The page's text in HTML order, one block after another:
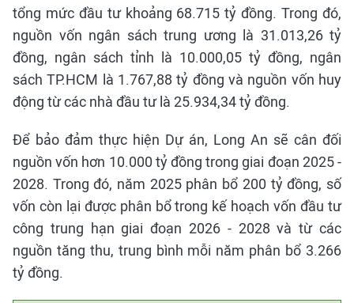
tổng mức đầu tư khoảng 68.715 tỷ đồng. Trong đó,
nguồn vốn ngân sách trung ương là 31.013,26 tỷ
đồng, ngân sách tỉnh là 10.000,05 tỷ đồng, ngân
sách TP.HCM là 1.767,88 tỷ đồng và nguồn vốn huy
động từ các nhà đầu tư là 25.934,34 tỷ đồng.
Để bảo đảm thực hiện Dự án, Long An sẽ cân đối
nguồn vốn hơn 10.000 tỷ đồng trong giai đoạn 2025 -
2028. Trong đó, năm 2025 phân bổ 200 tỷ đồng, số
vốn còn lại được phân bổ trong kế hoạch vốn đầu tư
công trung hạn giai đoạn 2026 - 2028 và từ các
nguồn tăng thu, trung bình mỗi năm phân bổ 3.266
tỷ đồng.